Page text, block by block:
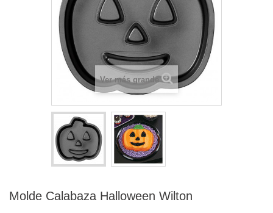
Ver más grande
Molde Calabaza Halloween Wilton